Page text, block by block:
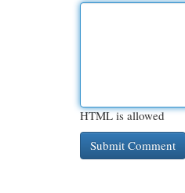
HTML is allowed